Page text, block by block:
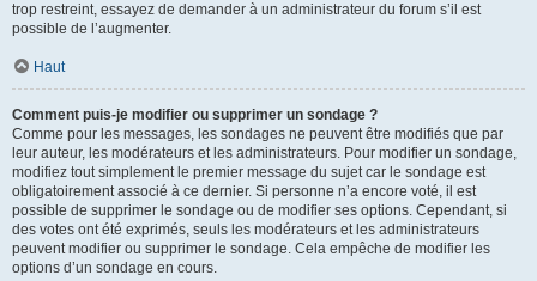
trop restreint, essayez de demander à un administrateur du forum s’il est
possible de l’augmenter.
Haut
Comment puis-je modifier ou supprimer un sondage ?
Comme pour les messages, les sondages ne peuvent être modifiés que par
leur auteur, les modérateurs et les administrateurs. Pour modifier un sondage,
modifiez tout simplement le premier message du sujet car le sondage est
obligatoirement associé à ce dernier. Si personne n’a encore voté, il est
possible de supprimer le sondage ou de modifier ses options. Cependant, si
des votes ont été exprimés, seuls les modérateurs et les administrateurs
peuvent modifier ou supprimer le sondage. Cela empêche de modifier les
options d’un sondage en cours.